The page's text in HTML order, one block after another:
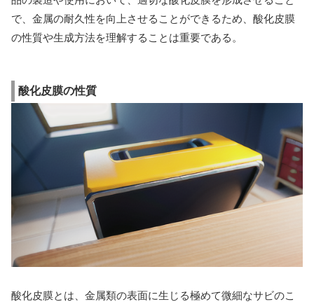
で、金属の耐久性を向上させることができるため、酸化皮膜
の性質や生成方法を理解することは重要である。
酸化皮膜の性質
酸化皮膜とは、金属類の表面に生じる極めて微細なサビのこ